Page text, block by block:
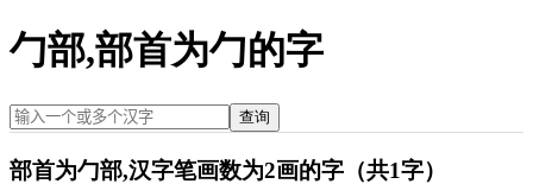
勹部,部首为勹的字
查询
部首为勹部,汉字笔画数为2画的字 （共1字）